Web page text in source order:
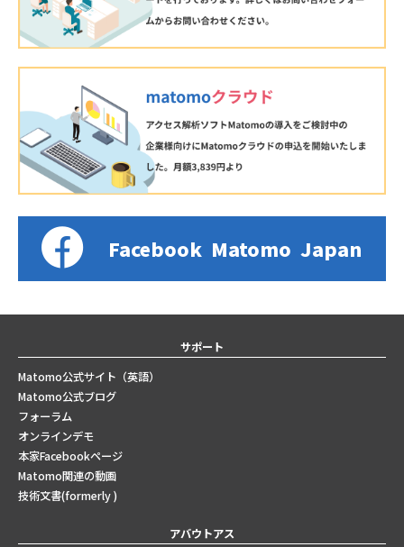
Facebook Matomo Japan
サポート
Matomo公式サイト（英語）
Matomo公式ブログ
フォーラム
オンラインデモ
本家Facebookページ
Matomo関連の動画
技術文書(formerly )
アバウトアス